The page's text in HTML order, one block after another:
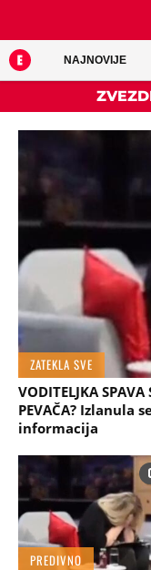
NAJNOVIJE
ZATEKLA SVE
VODITELJKA
PEVAČA? Izlanula
informacija
PREDIVNO